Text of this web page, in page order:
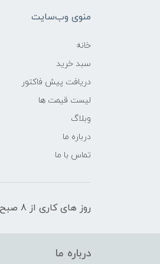
منوی وب‌سایت
خانه
سبد خرید
دریافت پیش فاکتور
لیست قیمت ها
وبلاگ
درباره ما
تماس با ما
روز های کاری از 8 صبح الی 17 پاسخگوی شما هستیم
درباره ما